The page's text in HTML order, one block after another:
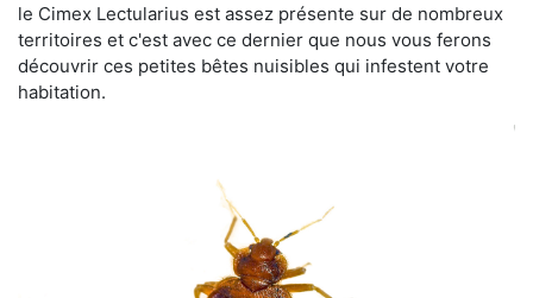
le Cimex Lectularius est assez présente sur de nombreux
territoires et c'est avec ce dernier que nous vous ferons
découvrir ces petites bêtes nuisibles qui infestent votre
habitation.